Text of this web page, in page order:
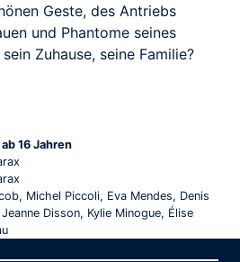
Geste, des Antriebs
und Phantome seines
Zuhause, seine Familie?
ab 16 Jahren
Michel Piccoli, Eva Mendes, Denis
Disson, Kylie Minogue, Élise